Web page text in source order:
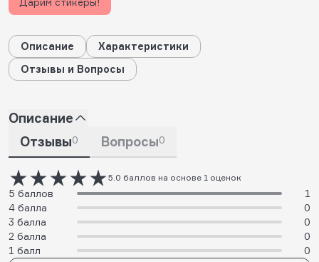
Описание
Характеристики
Отзывы и Вопросы
Описание
Отзывы0 Вопросы0
5.0 баллов на основе 1 оценок
5 баллов
1
4 балла
0
3 балла
0
2 балла
0
1 балл
0